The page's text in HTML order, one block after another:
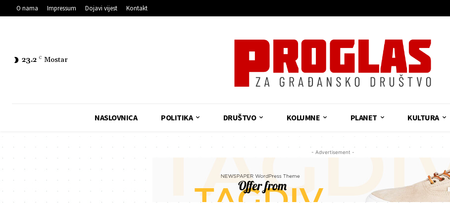
O nama Impressum Dojavi vijest Kontakt
23.2 C Mostar
NASLOVNICA POLITIKA DRUŠTVO KOLUMNE PLANET KULTURA
- Advertisement -